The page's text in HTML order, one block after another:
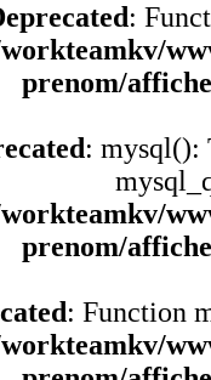
:
prenom/
: mysql():
prenom/
: Function